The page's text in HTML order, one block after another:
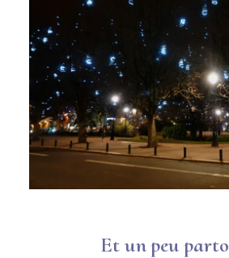
Et un peu